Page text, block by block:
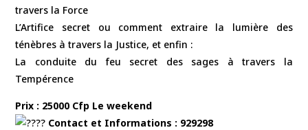
travers la Force
L’Artifice secret ou comment extraire la lumière des
ténèbres à travers la Justice, et enfin :
La conduite du feu secret des sages à travers la
Tempérence
Prix : 25000 Cfp Le weekend
Contact et Informations : 929298